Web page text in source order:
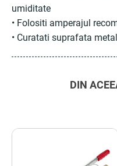
umiditate
• Folositi amperajul
• Curatati suprafata
DIN